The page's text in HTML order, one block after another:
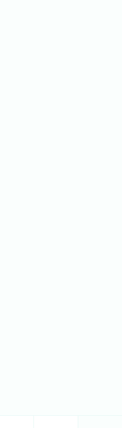
medalje – april, maj og